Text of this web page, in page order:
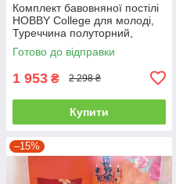
Комплект бавовняної постілі
HOBBY College для молоді,
Туреччина полуторний,
червоний
Готово до відправки
1 953 ₴ 2 298 ₴
Купити
–15%